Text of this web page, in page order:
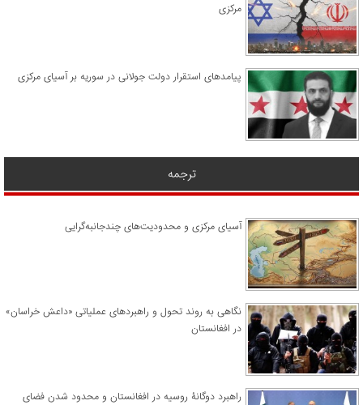
مرکزی
پیامدهای استقرار دولت جولانی در سوریه بر آسیای مرکزی
ترجمه
آسیای مرکزی و محدودیت‌های چندجانبه‌گرایی
نگاهی به روند تحول و راهبردهای عملیاتی «داعش خراسان»
در افغانستان
راهبرد دوگانۀ روسیه در افغانستان و محدود شدن فضای